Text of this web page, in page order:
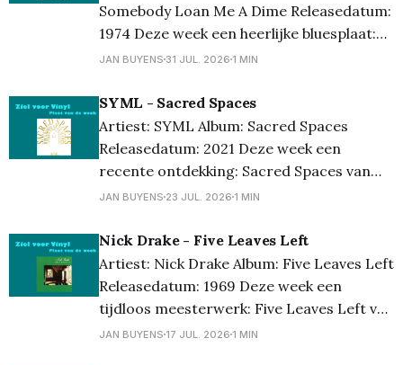
Somebody Loan Me A Dime Releasedatum:
1974 Deze week een heerlijke bluesplaat:
Somebody Loan Me A Dime van Fenton
publiek, maar wel een gitarist en zanger
die enorm veel gevoel in zijn muziek wist
te leggen. De combinatie van
JAN BUYENS 31 JUL. 2026 1 MIN
SYML - Sacred Spaces
Artiest: SYML Album: Sacred Spaces
Releasedatum: 2021 Deze week een
recente ontdekking: Sacred Spaces van
SYML. Ik leerde deze plaat kennen tijdens
meteen verkocht. Intieme songs, een
prachtige stem en een sfeer die je
helemaal meeneemt. Voor mij springt
vooral de cover van “Mr.
JAN BUYENS 23 JUL. 2026 1 MIN
Nick Drake - Five Leaves Left
Artiest: Nick Drake Album: Five Leaves Left
Releasedatum: 1969 Deze week een
tijdloos meesterwerk: Five Leaves Left van
Nick Drake. Zijn debuutalbum uit 1969 is
JAN BUYENS 17 JUL. 2026 1 MIN